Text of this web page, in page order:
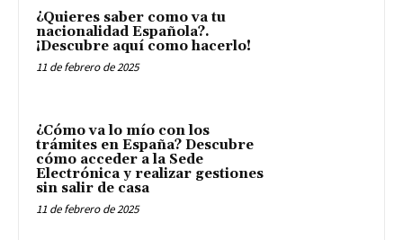
¿Quieres saber como va tu
nacionalidad Española?.
¡Descubre aquí como hacerlo!
11 de febrero de 2025
¿Cómo va lo mío con los
trámites en España? Descubre
cómo acceder a la Sede
Electrónica y realizar gestiones
sin salir de casa
11 de febrero de 2025